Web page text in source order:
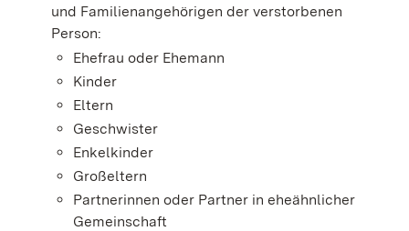
und Familienangehörigen der verstorbenen
Person:
Ehefrau oder Ehemann
Kinder
Eltern
Geschwister
Enkelkinder
Großeltern
Partnerinnen oder Partner in eheähnlicher
Gemeinschaft